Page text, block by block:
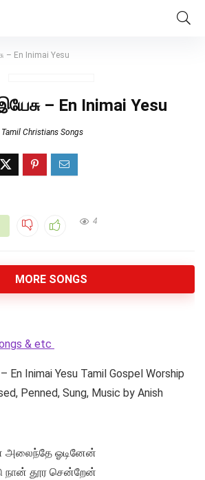
En Inimai Yesu
– En Inimai Yesu
Tamil Christians Songs
4
MORE SONGS
& etc
Inimai Yesu Tamil Gospel Worship
Penned, Sung, Music by Anish
அலைந்தே ஓடினேன்
நான் தூர சென்றேன்